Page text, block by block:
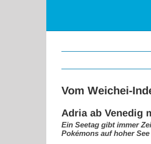
Vom Weichei-
Adria ab Venedig
Ein Seetag gibt immer
Pokémons auf hoher